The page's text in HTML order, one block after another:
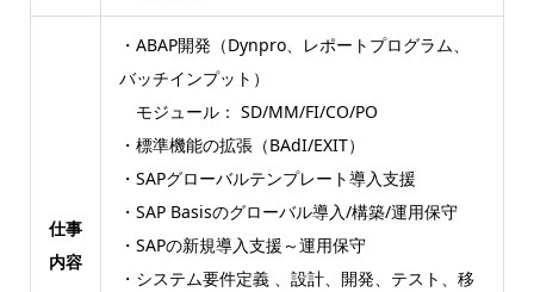
仕事
内容
・ABAP開発（Dynpro、レポートプログラム、
バッチインプット）
モジュール： SD/MM/FI/CO/PO
・標準機能の拡張（BAdI/EXIT）
・SAPグローバルテンプレート導入支援
・SAP Basisのグローバル導入/構築/運用保守
・SAPの新規導入支援～運用保守
・システム要件定義 、設計、開発、テスト、移